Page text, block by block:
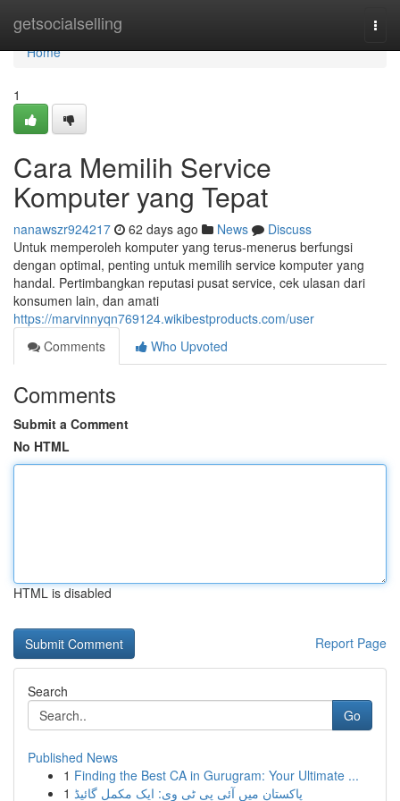
getsocialselling
Home
Home
1
Cara Memilih Service
Komputer yang Tepat
nanawszr924217 62 days ago News
Discuss
Untuk memperoleh komputer yang terus-menerus berfungsi
dengan optimal, penting untuk memilih service komputer yang
handal. Pertimbangkan reputasi pusat service, cek ulasan dari
konsumen lain, dan amati
https://marvinnyqn769124.wikibestproducts.com/user
Comments
Who Upvoted
Comments
Submit a Comment
No HTML
HTML is disabled
Report Page
Search
Go
Published News
1 Finding the Best CA in Gurugram: Your Ultimate ...
1 پاکستان میں آئی پی ٹی وی: ایک مکمل گائیڈ